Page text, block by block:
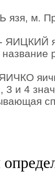
язя, м.
ЯИЦКИЙ
3 и 4